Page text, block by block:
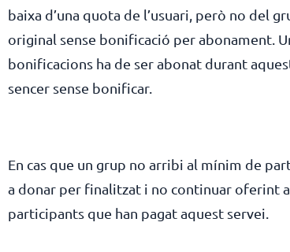
baixa d’una quota de l’usuari, però no del
original sense bonificació per abonament.
bonificacions ha de ser abonat durant
sencer sense bonificar.
En cas que un grup no arribi al mínim de
a donar per finalitzat i no continuar oferint
participants que han pagat aquest servei.